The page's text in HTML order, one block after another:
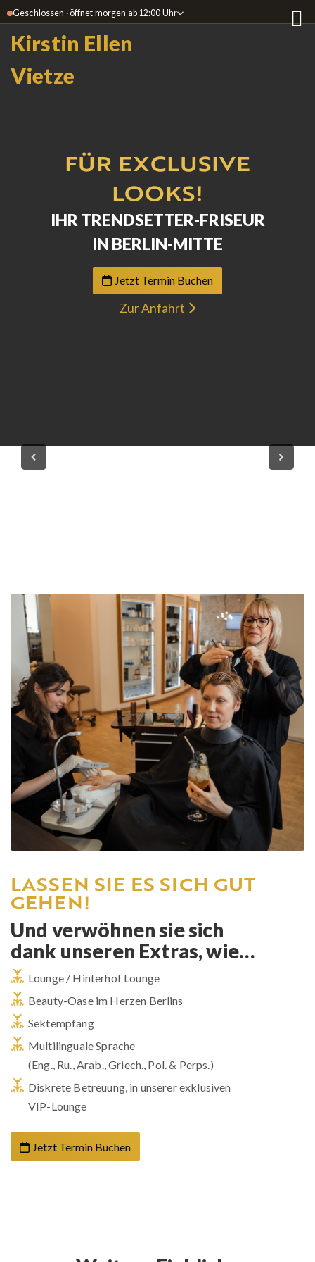
Geschlossen · öffnet morgen ab 12:00 Uhr
Kirstin Ellen
Vietze
FÜR EXCLUSIVE
LOOKS!
IHR TRENDSETTER-FRISEUR
IN BERLIN-MITTE
Jetzt Termin Buchen
Zur Anfahrt
LASSEN SIE ES SICH GUT
GEHEN!
Und verwöhnen sie sich
dank unseren Extras, wie…
Lounge / Hinterhof Lounge
Beauty-Oase im Herzen Berlins
Sektempfang
Multilinguale Sprache
(Eng., Ru., Arab., Griech., Pol. & Perps.)
Diskrete Betreuung, in unserer exklusiven
VIP-Lounge
Jetzt Termin Buchen